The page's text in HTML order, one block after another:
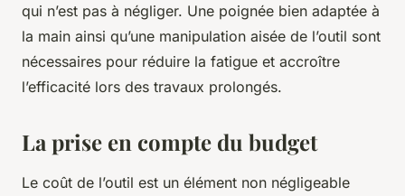
qui n’est pas à négliger. Une poignée bien adaptée à
la main ainsi qu’une manipulation aisée de l’outil sont
nécessaires pour réduire la fatigue et accroître
l’efficacité lors des travaux prolongés.
La prise en compte du budget
Le coût de l’outil est un élément non négligeable